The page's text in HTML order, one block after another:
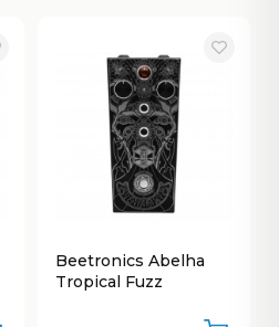
Beetronics Abelha
Tropical Fuzz